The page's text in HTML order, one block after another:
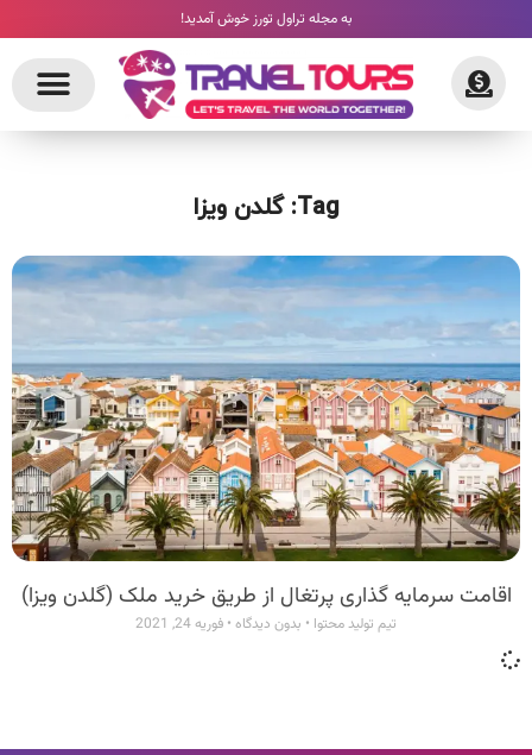
به مجله تراول تورز خوش آمدید!
Tag: گلدن ویزا
اقامت سرمایه گذاری پرتغال از طریق خرید ملک (گلدن ویزا)
تیم تولید محتوا بدون دیدگاه فوریه 24, 2021